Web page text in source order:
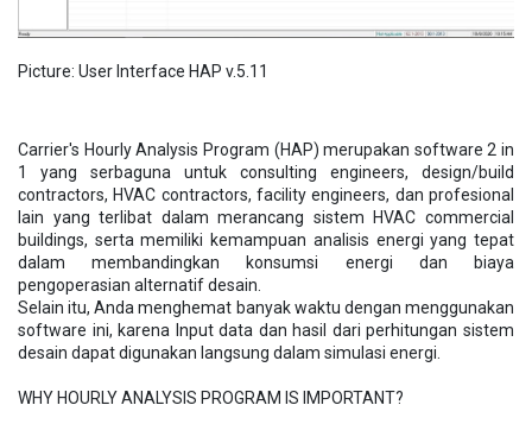
Picture: User Interface HAP v.5.11
Carrier's Hourly Analysis Program (HAP) merupakan software 2 in
1 yang serbaguna untuk consulting engineers, design/build
contractors, HVAC contractors, facility engineers, dan profesional
lain yang terlibat dalam merancang sistem HVAC commercial
buildings, serta memiliki kemampuan analisis energi yang tepat
dalam membandingkan konsumsi energi dan biaya
pengoperasian alternatif desain.
Selain itu, Anda menghemat banyak waktu dengan menggunakan
software ini, karena Input data dan hasil dari perhitungan sistem
desain dapat digunakan langsung dalam simulasi energi.
WHY HOURLY ANALYSIS PROGRAM IS IMPORTANT?